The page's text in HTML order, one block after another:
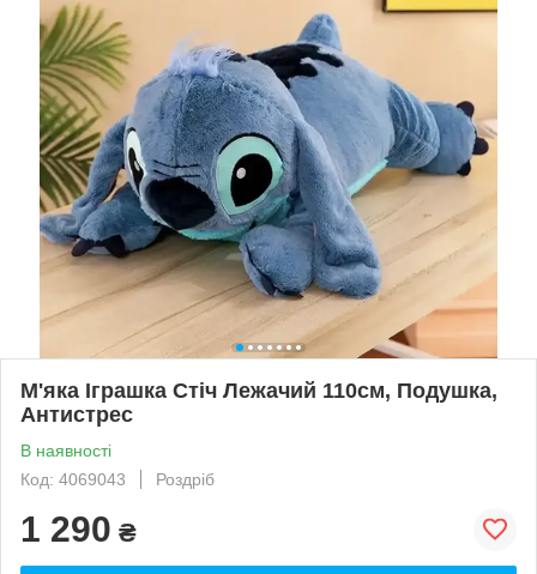
М'яка Іграшка Стіч Лежачий 110см, Подушка,
Антистрес
В наявності
Код: 4069043
Роздріб
1 290 ₴